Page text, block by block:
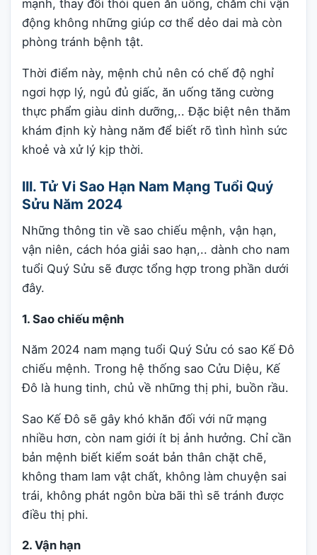
mạnh, thay đổi thói quen ăn uống, chăm chỉ vận
động không những giúp cơ thể dẻo dai mà còn
phòng tránh bệnh tật.
Thời điểm này, mệnh chủ nên có chế độ nghỉ
ngơi hợp lý, ngủ đủ giấc, ăn uống tăng cường
thực phẩm giàu dinh dưỡng,.. Đặc biệt nên thăm
khám định kỳ hàng năm để biết rõ tình hình sức
khoẻ và xử lý kịp thời.
III. Tử Vi Sao Hạn Nam Mạng Tuổi Quý
Sửu Năm 2024
Những thông tin về sao chiếu mệnh, vận hạn,
vận niên, cách hóa giải sao hạn,.. dành cho nam
tuổi Quý Sửu sẽ được tổng hợp trong phần dưới
đây.
1. Sao chiếu mệnh
Năm 2024 nam mạng tuổi Quý Sửu có sao Kế Đô
chiếu mệnh. Trong hệ thống sao Cửu Diệu, Kế
Đô là hung tinh, chủ về những thị phi, buồn rầu.
Sao Kế Đô sẽ gây khó khăn đối với nữ mạng
nhiều hơn, còn nam giới ít bị ảnh hưởng. Chỉ cần
bản mệnh biết kiểm soát bản thân chặt chẽ,
không tham lam vật chất, không làm chuyện sai
trái, không phát ngôn bừa bãi thì sẽ tránh được
điều thị phi.
2. Vận hạn